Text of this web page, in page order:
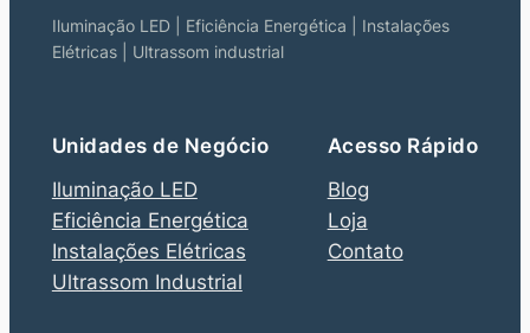
Iluminação LED | Eficiência Energética | Instalações
Elétricas | Ultrassom industrial
Unidades de Negócio
Iluminação LED
Eficiência Energética
Instalações Elétricas
Ultrassom Industrial
Acesso Rápido
Blog
Loja
Contato